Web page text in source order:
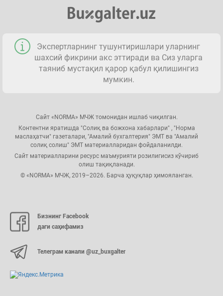
Экспертларнинг тушунтиришлари уларнинг
шахсий фикрини акс эттиради ва Сиз уларга
таяниб мустақил қарор қабул қилишингиз
мумкин.
Сайт «NORMA» МЧЖ томонидан ишлаб чиқилган.
Контентни яратишда "Солиқ ва божхона хабарлари" , "Норма
маслаҳатчи" газеталари, "Амалий бухгалтерия" ЭМТ ва "Амалий
солиқ солиш" ЭМТ материалларидан фойдаланилди.
Сайт материалларини ресурс маъмурияти розилигисиз кўчириб
олиш тақиқланади.
© «NORMA» МЧЖ, 2019–2026. Барча ҳуқуқлар ҳимояланган.
Бизнинг Facebook
даги саҳифамиз
Телеграм канали @uz_buxgalter